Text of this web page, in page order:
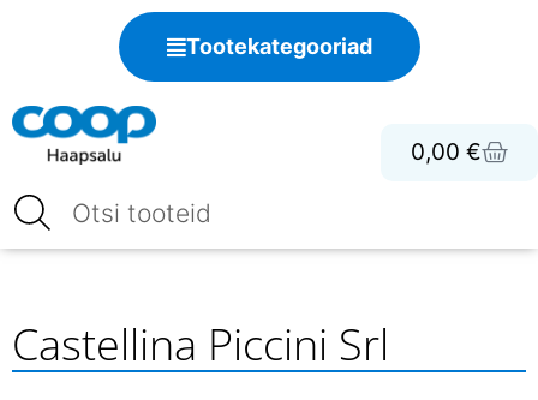
Tootekategooriad
0,00 €
Castellina Piccini Srl